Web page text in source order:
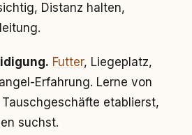
Distanz halten,
Futter, Liegeplatz,
Erfahrung. Lerne von
etablierst,
suchst.